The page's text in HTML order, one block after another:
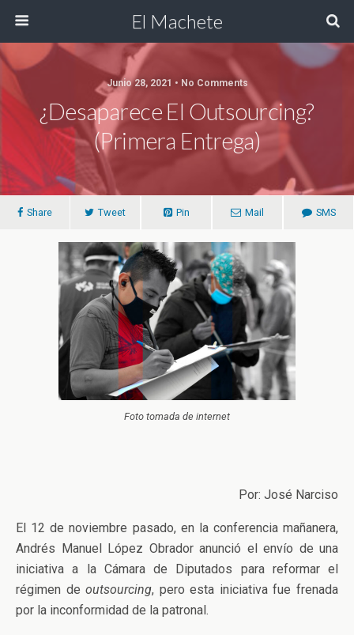
El Machete
Junio 28, 2021 • No Comments
¿Desaparece El Outsourcing?
(Primera Entrega)
Share Tweet Pin Mail SMS
Foto tomada de internet
Por: José Narciso
El 12 de noviembre pasado, en la conferencia mañanera,
Andrés Manuel López Obrador anunció el envío de una
iniciativa a la Cámara de Diputados para reformar el
régimen deoutsourcing, pero esta iniciativa fue frenada
por la inconformidad de la patronal.